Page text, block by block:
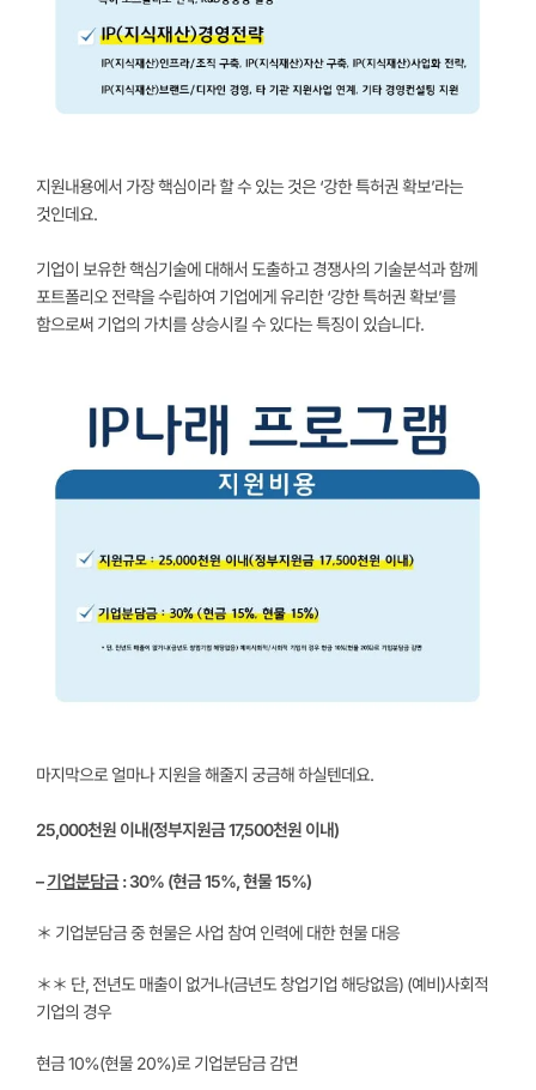
지원내용에서 가장 핵심이라 할 수 있는 것은 ‘강한 특허권 확보’라는
것인데요.
기업이 보유한 핵심기술에 대해서 도출하고 경쟁사의 기술분석과 함께
포트폴리오 전략을 수립하여 기업에게 유리한 ‘강한 특허권 확보’를
함으로써 기업의 가치를 상승시킬 수 있다는 특징이 있습니다.
마지막으로 얼마나 지원을 해줄지 궁금해 하실텐데요.
25,000천원 이내(정부지원금 17,500천원 이내)
–기업분담금: 30% (현금 15%, 현물 15%)
＊ 기업분담금 중 현물은 사업 참여 인력에 대한 현물 대응
＊＊ 단, 전년도 매출이 없거나(금년도 창업기업 해당없음) (예비)사회적
기업의 경우
현금 10%(현물 20%)로 기업분담금 감면